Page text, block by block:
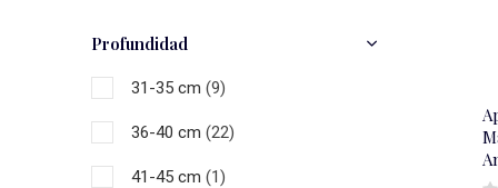
Profundidad
31-35 cm (9)
36-40 cm (22)
41-45 cm (1)